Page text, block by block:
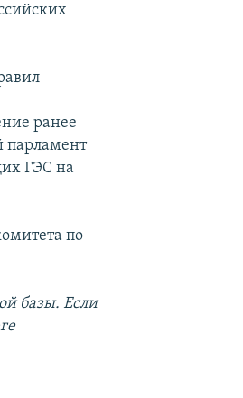
ранее
парламент
ГЭС на
по
базы. Если